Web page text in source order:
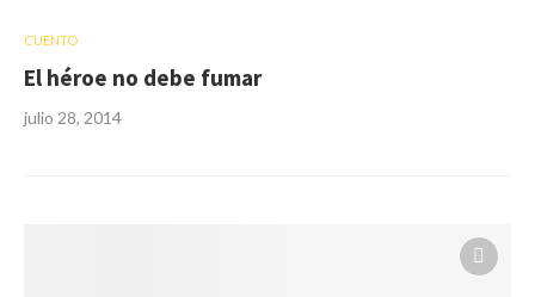
CUENTO
El héroe no debe fumar
julio 28, 2014